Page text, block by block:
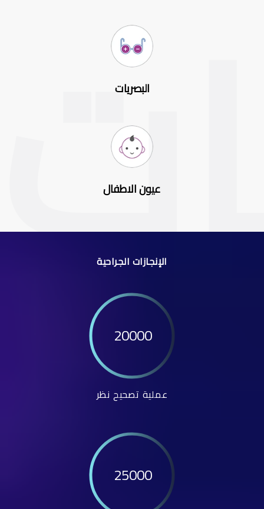
البصريات
عيون الاطفال
الإنجازات الجراحية
20000
عملية تصحيح نظر
25000